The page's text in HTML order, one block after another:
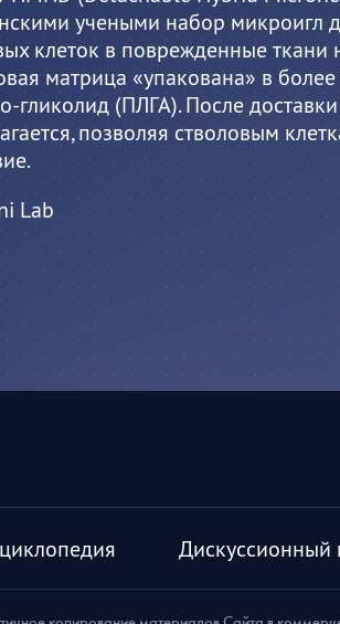
учеными набор микроигл
клеток в поврежденные ткани
матрица «упакована» в
гликолид (ПЛГА). После
позволяя стволовым
Lab
Дискуссионный